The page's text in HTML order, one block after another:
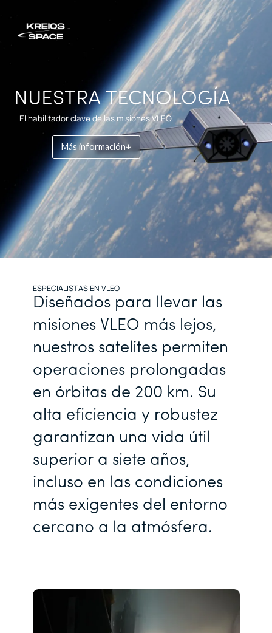
NUESTRA TECNOLOGÍA
El habilitador clave de las misiones VLEO.
Más información
ESPECIALISTAS EN VLEO
Diseñados para llevar las
misiones VLEO más lejos,
nuestros satelites permiten
operaciones prolongadas
en órbitas de 200 km. Su
alta eficiencia y robustez
garantizan una vida útil
superior a siete años,
incluso en las condiciones
más exigentes del entorno
cercano a la atmósfera.